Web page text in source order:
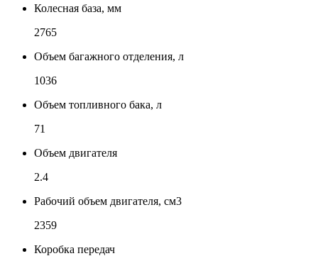
Колесная база, мм
2765
Объем багажного отделения, л
1036
Объем топливного бака, л
71
Объем двигателя
2.4
Рабочий объем двигателя, см3
2359
Коробка передач